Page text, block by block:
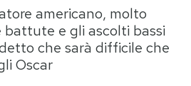
Storie/Idee
Ok Boomer!
Media
americano, molto
e gli ascolti bassi
che sarà difficile che
Oscar